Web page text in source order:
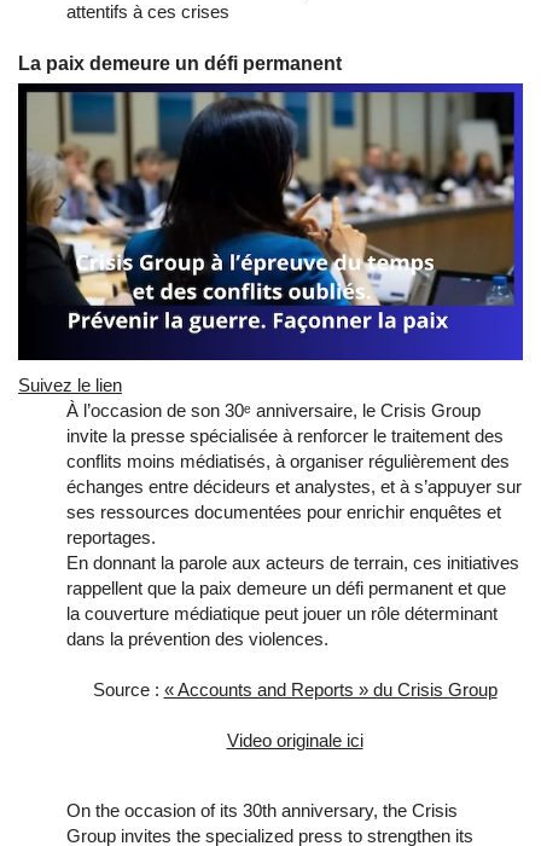
attentifs à ces crises
La paix demeure un défi permanent
Suivez le lien
À l’occasion de son 30ᵉ anniversaire, le Crisis Group
invite la presse spécialisée à renforcer le traitement des
conflits moins médiatisés, à organiser régulièrement des
échanges entre décideurs et analystes, et à s’appuyer sur
ses ressources documentées pour enrichir enquêtes et
reportages.
En donnant la parole aux acteurs de terrain, ces initiatives
rappellent que la paix demeure un défi permanent et que
la couverture médiatique peut jouer un rôle déterminant
dans la prévention des violences.
Source : « Accounts and Reports » du Crisis Group
Video originale ici
On the occasion of its 30th anniversary, the Crisis
Group invites the specialized press to strengthen its